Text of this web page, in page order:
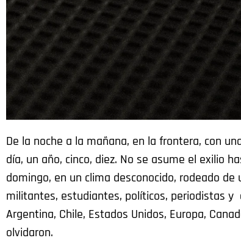
De la noche a la mañana, en la frontera, con
día, un año, cinco, diez. No se asume el exilio
domingo, en un clima desconocido, rodeado
militantes, estudiantes, políticos, periodistas y
Argentina, Chile, Estados Unidos, Europa,
olvidaron.